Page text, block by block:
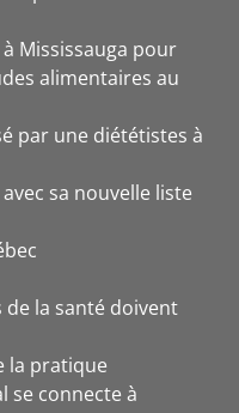
Mississauga pour
alimentaires au
par une diététistes à
sa nouvelle liste
de la santé doivent
la pratique
se connecte à